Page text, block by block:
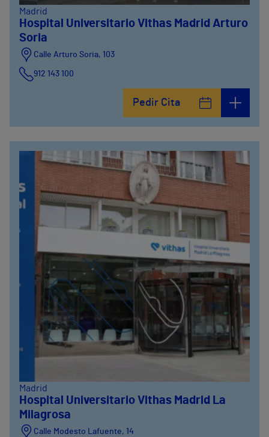
Madrid
Hospital Universitario Vithas Madrid Arturo
Soria
Calle Arturo Soria, 103
912 143 100
912 143 100
Pedir Cita
Madrid
Hospital Universitario Vithas Madrid La
Milagrosa
Calle Modesto Lafuente, 14